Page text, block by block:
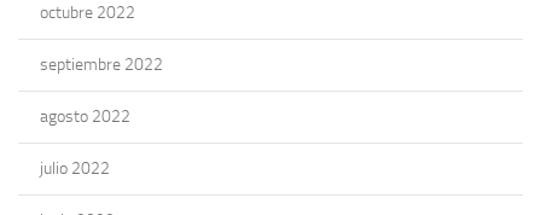
octubre 2022
septiembre 2022
agosto 2022
julio 2022